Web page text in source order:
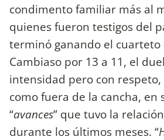
condimento familiar más al
quienes fueron testigos del
terminó ganando el
Cambiaso por 13 a 11, el
intensidad pero con
como fuera de la cancha, en
“avances” que tuvo la
durante los últimos meses. “